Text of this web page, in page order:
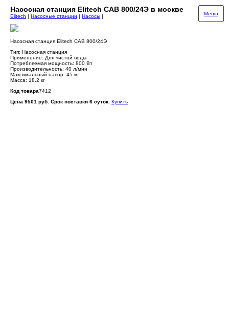
Насосная станция Elitech САВ 800/24Э в москве
Меню
Elitech | Насосные станции | Насосы |
Насосная станция Elitech САВ 800/24Э
Тип: Насосная станция
Применение: Для чистой воды
Потребляемая мощность: 800 Вт
Производительность: 40 л/мин
Максимальный напор: 45 м
Масса: 18.2 кг
Код товара7412
Цена 9501 руб. Срок поставки 6 суток. Купить